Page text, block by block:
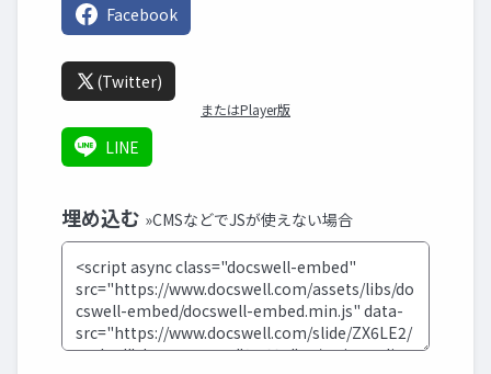
Facebook
(Twitter)
またはPlayer版
LINE
埋め込む »CMSなどでJSが使えない場合